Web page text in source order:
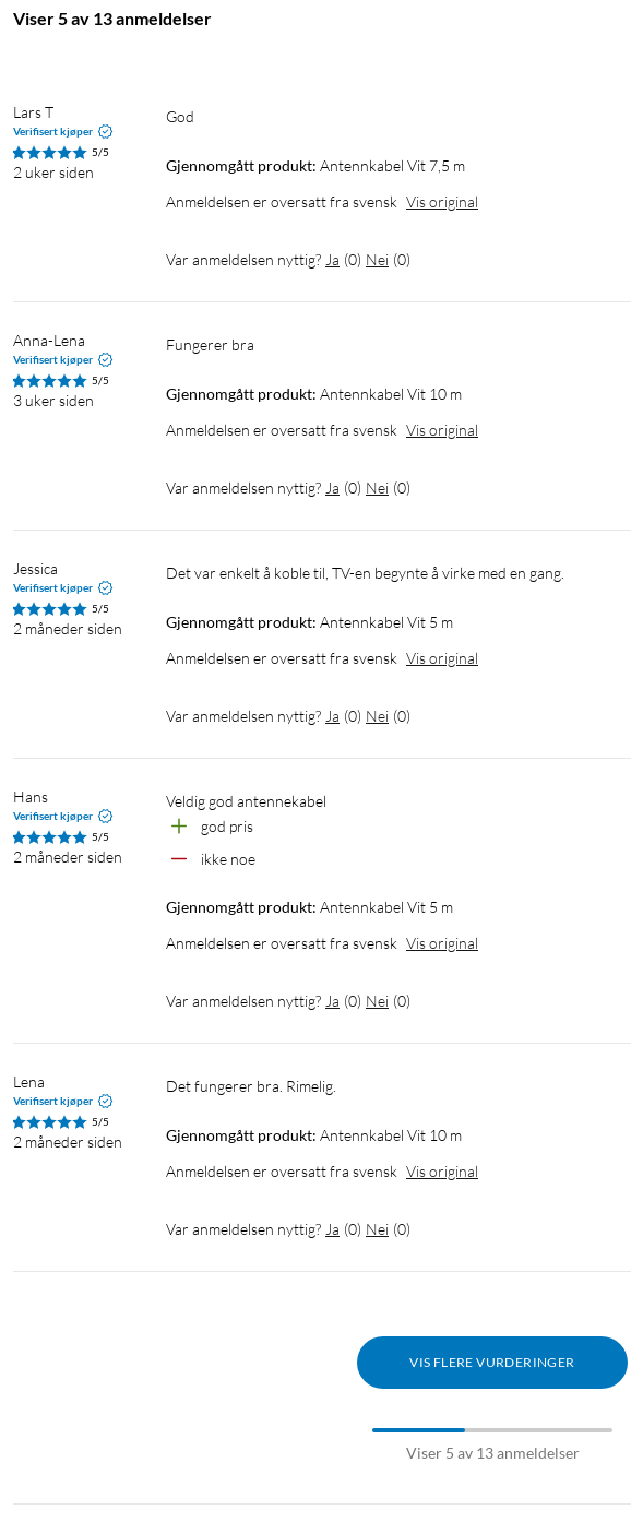
Viser 5 av 13 anmeldelser
Lars T
Verifisert kjøper
5/5
2 uker siden
God
Gjennomgått produkt: Antennkabel Vit 7,5 m
Anmeldelsen er oversatt fra svensk Vis original
Var anmeldelsen nyttig? Ja (0) Nei (0)
Anna-Lena
Verifisert kjøper
5/5
3 uker siden
Fungerer bra
Gjennomgått produkt: Antennkabel Vit 10 m
Anmeldelsen er oversatt fra svensk Vis original
Var anmeldelsen nyttig? Ja (0) Nei (0)
Jessica
Verifisert kjøper
5/5
2 måneder siden
Det var enkelt å koble til, TV-en begynte å virke med en gang.
Gjennomgått produkt: Antennkabel Vit 5 m
Anmeldelsen er oversatt fra svensk Vis original
Var anmeldelsen nyttig? Ja (0) Nei (0)
Hans
Verifisert kjøper
5/5
2 måneder siden
veldig god antennekabel
god pris
ikke noe
Gjennomgått produkt: Antennkabel Vit 5 m
Anmeldelsen er oversatt fra svensk Vis original
Var anmeldelsen nyttig? Ja (0) Nei (0)
Lena
Verifisert kjøper
5/5
2 måneder siden
Det fungerer bra. Rimelig.
Gjennomgått produkt: Antennkabel Vit 10 m
Anmeldelsen er oversatt fra svensk Vis original
Var anmeldelsen nyttig? Ja (0) Nei (0)
VIS FLERE VURDERINGER
Viser 5 av 13 anmeldelser